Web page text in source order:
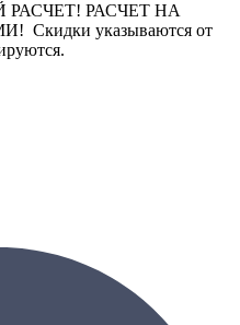
РАСЧЕТ НА
указываются от